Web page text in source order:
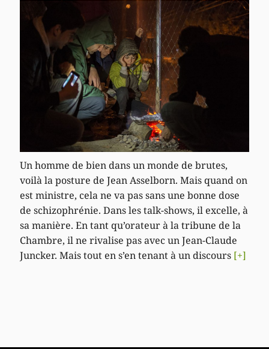
Un homme de bien dans un monde de brutes,
voilà la posture de Jean Asselborn. Mais quand on
est ministre, cela ne va pas sans une bonne dose
de schizophrénie. Dans les talk-shows, il excelle, à
sa manière. En tant qu’orateur à la tribune de la
Chambre, il ne rivalise pas avec un Jean-Claude
Juncker. Mais tout en s’en tenant à un discours [+]